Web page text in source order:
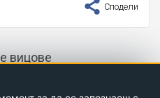
Сподели
вицове